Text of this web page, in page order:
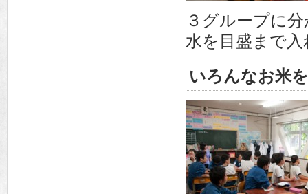
３グループに
水を目盛まで
いろんなお米